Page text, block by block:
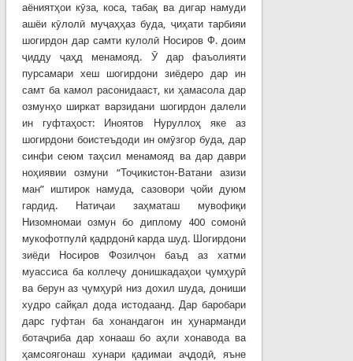
аёниятҳои кӯза, коса, табақ ва дигар намуди
ашёи кӯлолӣ муҷаҳҳаз буда, ҷиҳати тарбияи
шогирдон дар самти кулолӣ Носиров Ф. доим
ҷидду ҷаҳд менамояд. Ӯ дар фаъолияти
пурсамари хеш шогирдони зиёдеро дар ин
самт ба камол расонидааст, ки ҳамасола дар
озмунҳо ширкат варзидани шогирдон далели
ин гуфтаҳост: Иноятов Нуруллоҳ яке аз
шогирдони боистеъдоди ин омӯзгор буда, дар
синфи сеюм таҳсил менамояд ва дар даври
ноҳиявии озмуни “Тоҷикистон-Ватани азизи
ман” иштирок намуда, сазовори ҷойи дуюм
гардид. Натиҷаи заҳматаш мувофиқи
Низомномаи озмун бо диплому 400 сомонӣ
мукофотпулӣ қадрдонӣ карда шуд. Шогирдони
зиёди Носиров Фозилҷон баъд аз хатми
муассиса ба коллеҷу донишкадаҳои ҷумҳурӣ
ва берун аз ҷумҳурӣ низ дохил шуда, дониши
худро сайқал дода истодаанд. Дар баробари
дарс гуфтан ба хонандагон ин ҳунарманди
ботаҷриба дар хонааш бо аҳли хонавода ва
ҳамсоягонаш хунари қадимаи аҷдодӣ, яъне